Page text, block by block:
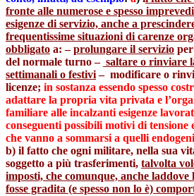
fronte alle numerose e spesso
esigenze di servizio, anche a
frequentissime situazioni di carenze
obbligato a:–prolungare il servizio
del normale turno – saltare o rinviare
settimanali o festivi– modificare o
licenze; in sostanza essendo spesso
adattare la propria vita privata e
familiare alle incalzanti esigenze
conseguenti possibili motivi di tensione
che vanno a sommarsi a quelli
b) il fatto che ogni militare, nella sua
soggetto a più trasferimenti, talvolta
imposti, che comunque, anche laddove
fosse gradita (e spesso non lo è)